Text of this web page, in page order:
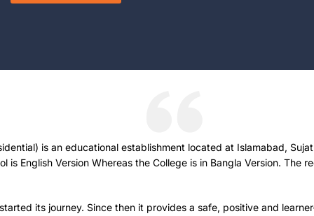
is an educational establishment located at Islamabad,
English Version Whereas the College is in Bangla Version. The
its journey. Since then it provides a safe, positive and